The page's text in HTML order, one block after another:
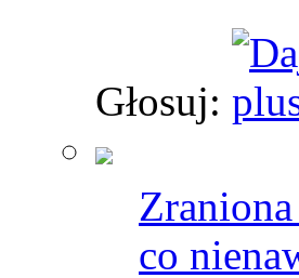
Głosuj:
co